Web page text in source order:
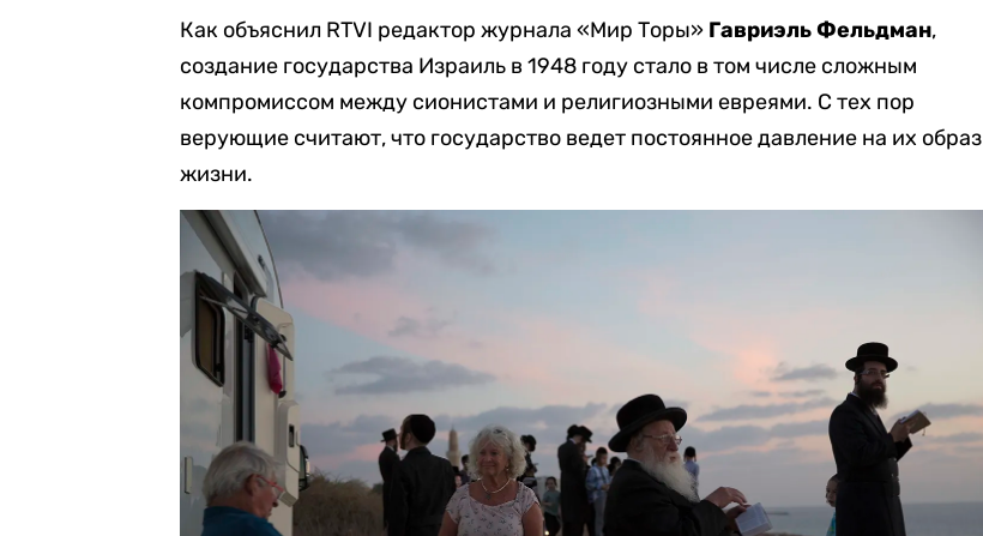
Как объяснил RTVI редактор журнала «Мир Торы» Гавриэль Фельдман,
создание государства Израиль в 1948 году стало в том числе сложным
компромиссом между сионистами и религиозными евреями. С тех пор
верующие считают, что государство ведет постоянное давление на их образ
жизни.